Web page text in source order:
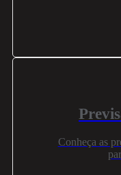
Conheça as